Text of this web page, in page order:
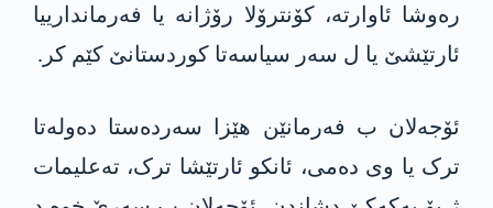
رەوشا ئاوارتە، کۆنترۆلا رۆژانە یا فەرماندارییا
ئارتێشێ یا ل سەر سیاسەتا کوردستانێ کێم کر.
ئۆجه‌لان ب فەرمانێن ھێزا سەردەستا دەولەتا
ترک یا وی دەمی، ئانكو ئارتێشا ترک، تەعلیمات